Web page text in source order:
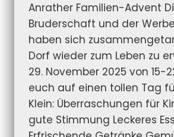
Anrather Familien-Advent
Bruderschaft und der
haben sich
Dorf wieder zum Leben zu
29. November 2025 von 15-
euch auf einen tollen Tag
Klein: Überraschungen für
gute Stimmung Leckeres